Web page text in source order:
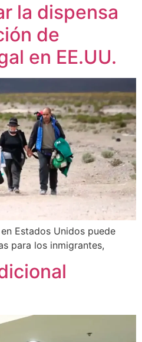
la dispensa
de
en EE.UU.
Estados Unidos puede
para los inmigrantes,